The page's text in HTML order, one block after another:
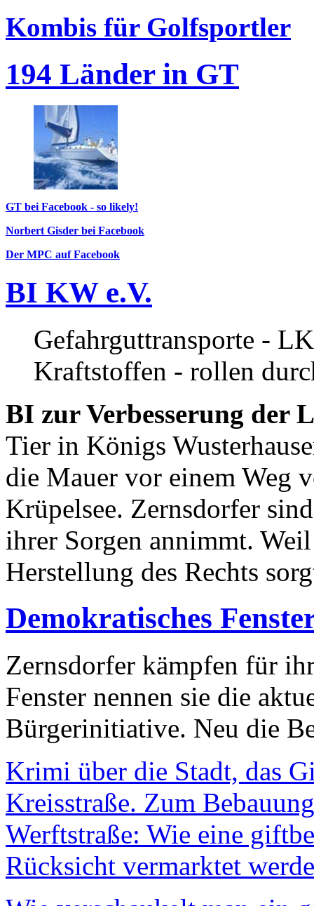
Kombis für Golfsportler
194 Länder in GT
GT bei Facebook - so likely!
Norbert Gisder bei Facebook
Der MPC auf Facebook
BI KW e.V.
Gefahrguttransporte -
Kraftstoffen - rollen
BI zur Verbesserung der
Tier in Königs
die Mauer vor einem Weg
Krüpelsee. Zernsdorfer
ihrer Sorgen annimmt.
Herstellung des Rechts
Demokratisches
Zernsdorfer kämpfen für
Fenster nennen sie die
Bürgerinitiative. Neu die
Krimi über die Stadt, das
Kreisstraße. Zum
Werftstraße: Wie eine
Rücksicht vermarktet